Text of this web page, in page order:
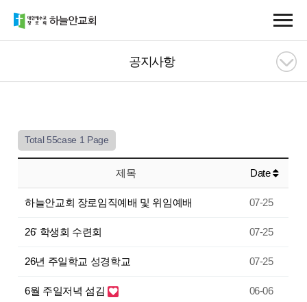
공지사항
Total 55case 1 Page
제목 Date
하늘안교회 장로임직예배 및 위임예배 07-25
26' 학생회 수련회 07-25
26년 주일학교 성경학교 07-25
6월 주일저녁 섬김 06-06